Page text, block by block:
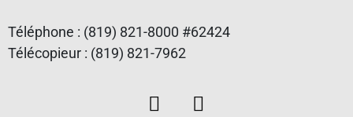
Téléphone : (819) 821-8000 #62424
Télécopieur : (819) 821-7962